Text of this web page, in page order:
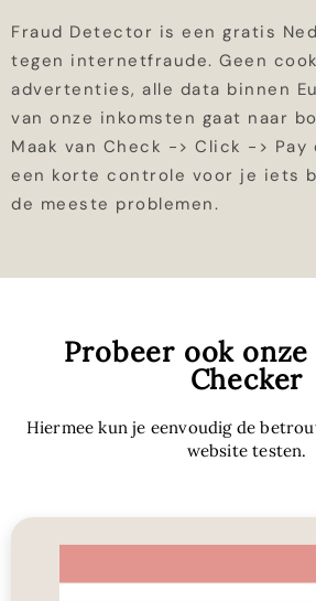
Fraud Detector is een gratis
tegen internetfraude. Geen
advertenties, alle data binnen
van onze inkomsten gaat naar
Maak van Check -> Click -> Pay
een korte controle voor je iets
de meeste problemen.
Probeer ook
Checker
Hiermee kun je eenvoudig de
website testen.